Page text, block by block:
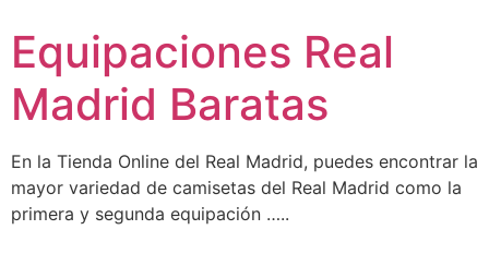
contenido
Equipaciones Real
Madrid Baratas
En la Tienda Online del Real Madrid, puedes encontrar la
mayor variedad de camisetas del Real Madrid como la
primera y segunda equipación …..